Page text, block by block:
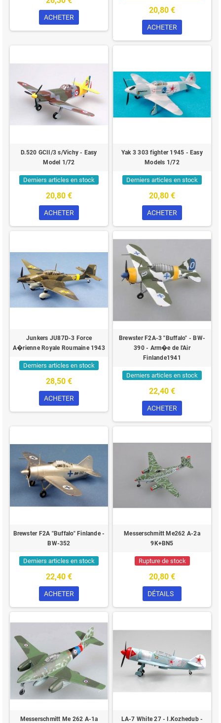
ACHETER
20,80 €
ACHETER
D.520 GCII/3 s/Vichy - Easy
Model 1/72
Derniers articles en stock
20,80 €
ACHETER
Yak 3 303 fighter 1945 - Easy
Models 1/72
Derniers articles en stock
20,80 €
ACHETER
Junkers JU87D-3 Force
A�rienne Royale Roumaine 1943
Derniers articles en stock
28,50 €
ACHETER
Brewster F2A-3 "Buffalo" - BW-
390 - Arm�e de l'Air
Finlande1941
Derniers articles en stock
22,40 €
ACHETER
Brewster F2A "Buffalo" Finlande -
BW-352
Derniers articles en stock
22,40 €
ACHETER
Messerschmitt Me262 A-2a
9K+BN5
Rupture de stock
20,80 €
DÉTAILS
Messerschmitt Me 262 A-1a LA-7 White 27 - I.Kozhedub -